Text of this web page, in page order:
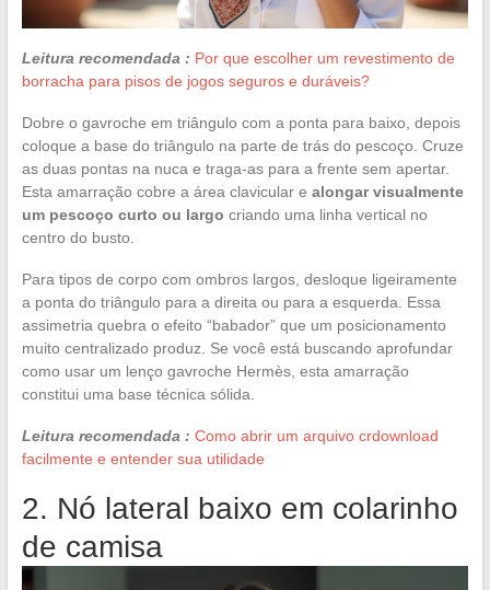
Leitura recomendada : Por que escolher um revestimento de
borracha para pisos de jogos seguros e duráveis?
Dobre o gavroche em triângulo com a ponta para baixo, depois
coloque a base do triângulo na parte de trás do pescoço. Cruze
as duas pontas na nuca e traga-as para a frente sem apertar.
Esta amarração cobre a área clavicular e alongar visualmente
um pescoço curto ou largo criando uma linha vertical no
centro do busto.
Para tipos de corpo com ombros largos, desloque ligeiramente
a ponta do triângulo para a direita ou para a esquerda. Essa
assimetria quebra o efeito “babador” que um posicionamento
muito centralizado produz. Se você está buscando aprofundar
como usar um lenço gavroche Hermès, esta amarração
constitui uma base técnica sólida.
Leitura recomendada : Como abrir um arquivo crdownload
facilmente e entender sua utilidade
2. Nó lateral baixo em colarinho
de camisa